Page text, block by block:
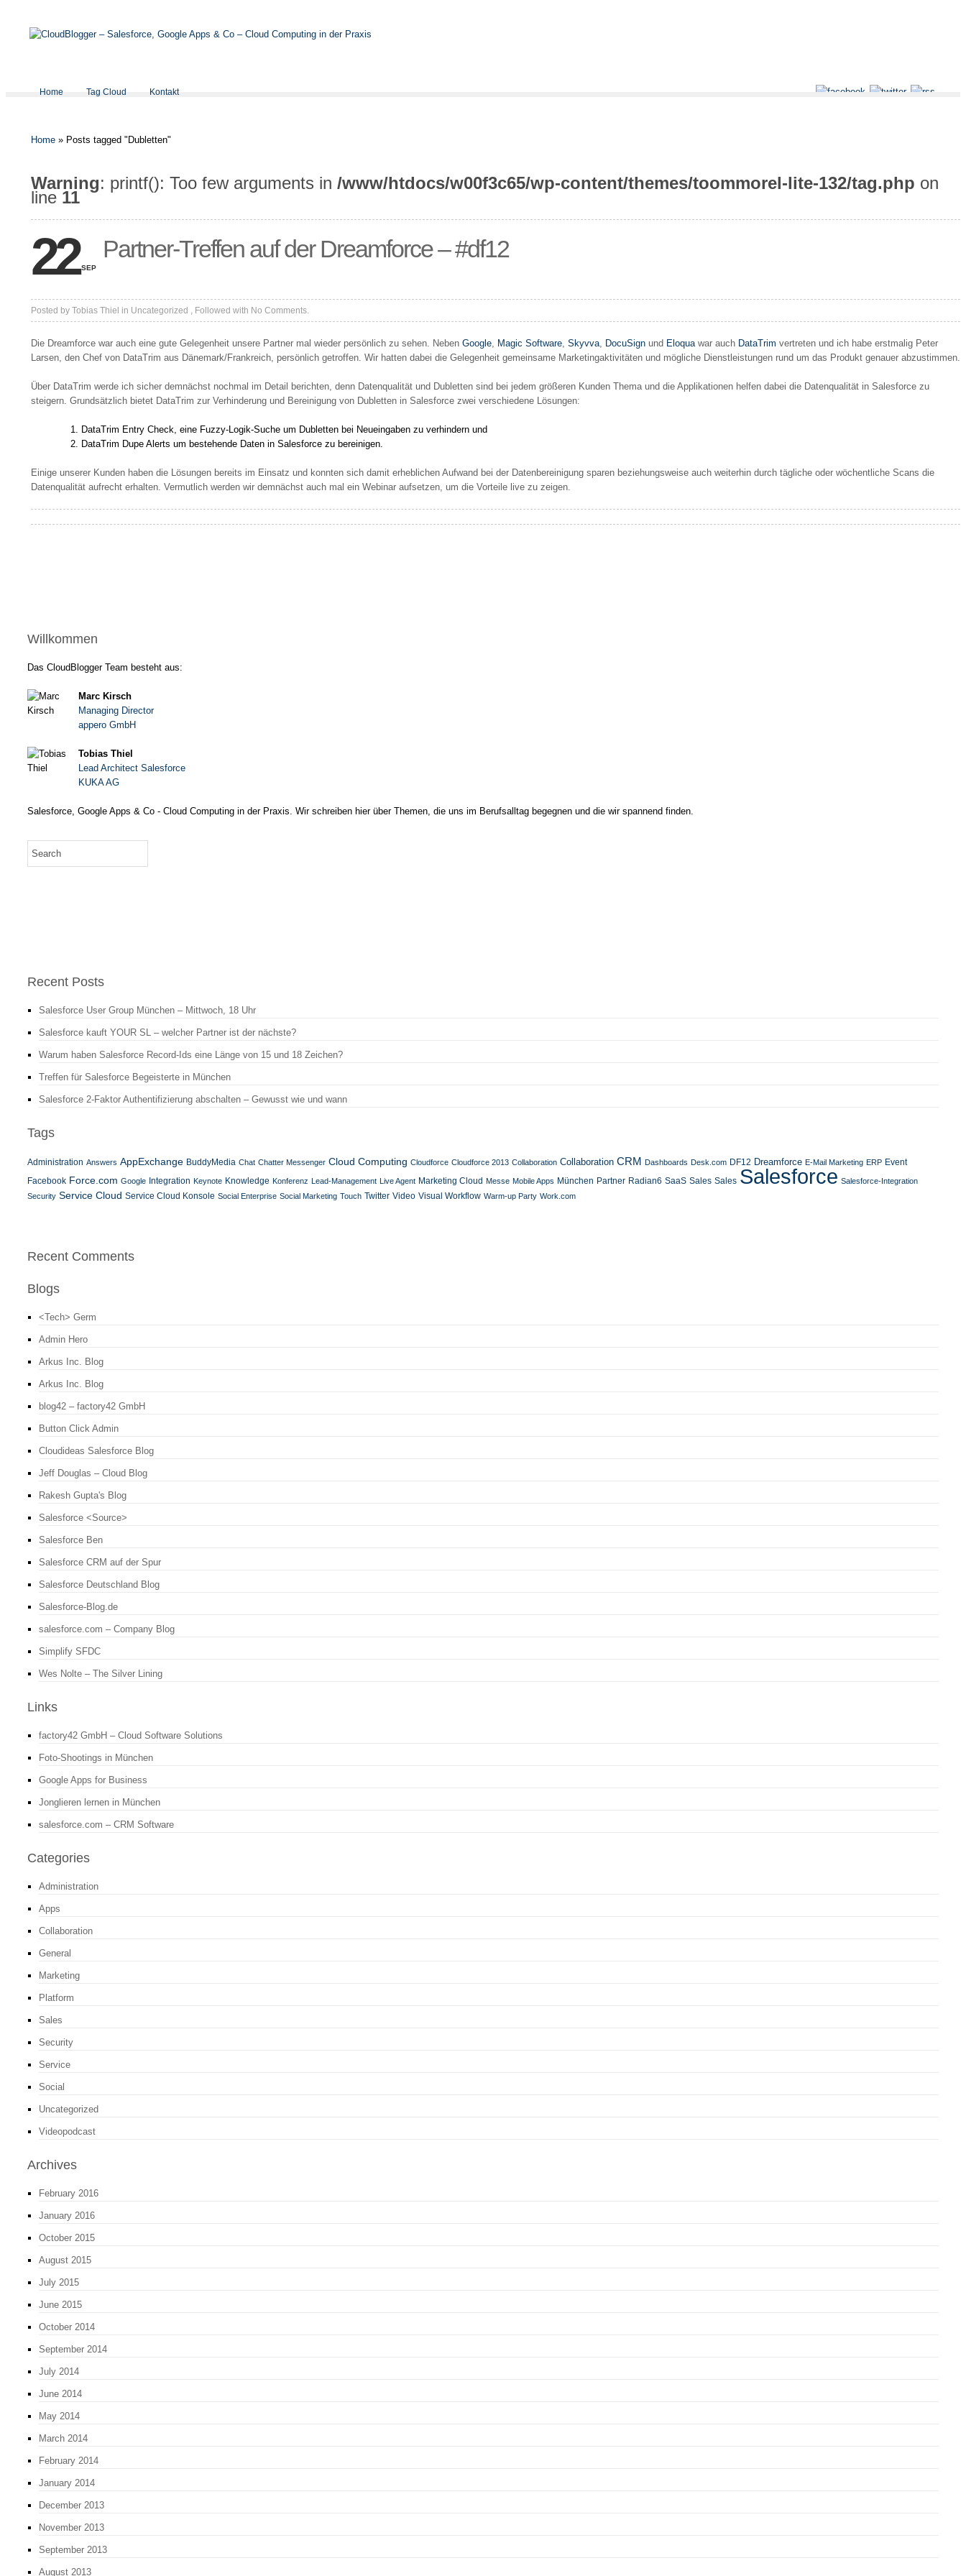
Home Tag Cloud Kontakt
Home » Posts tagged "Dubletten"
Warning: printf(): Too few arguments in /www/htdocs/w00f3c65/wp-content/themes/toommorel-lite-132/tag.php on
line 11
22 SEP
Partner-Treffen auf der Dreamforce – #df12
Posted by Tobias Thiel in Uncategorized , Followed with No Comments.
Die Dreamforce war auch eine gute Gelegenheit unsere Partner mal wieder persönlich zu sehen. Neben Google, Magic Software, Skyvva, DocuSign und Eloquawar auch DataTrim vertreten und ich habe erstmalig Peter
Larsen, den Chef von DataTrim aus Dänemark/Frankreich, persönlich getroffen. Wir hatten dabei die Gelegenheit gemeinsame Marketingaktivitäten und mögliche Dienstleistungen rund um das Produkt genauer abzustimmen.
Über DataTrim werde ich sicher demnächst nochmal im Detail berichten, denn Datenqualität und Dubletten sind bei jedem größeren Kunden Thema und die Applikationen helfen dabei die Datenqualität in Salesforce zu
steigern. Grundsätzlich bietet DataTrim zur Verhinderung und Bereinigung von Dubletten in Salesforce zwei verschiedene Lösungen:
DataTrim Entry Check, eine Fuzzy-Logik-Suche um Dubletten bei Neueingaben zu verhindern und
DataTrim Dupe Alerts um bestehende Daten in Salesforce zu bereinigen.
Einige unserer Kunden haben die Lösungen bereits im Einsatz und konnten sich damit erheblichen Aufwand bei der Datenbereinigung sparen beziehungsweise auch weiterhin durch tägliche oder wöchentliche Scans die
Datenqualität aufrecht erhalten. Vermutlich werden wir demnächst auch mal ein Webinar aufsetzen, um die Vorteile live zu zeigen.
Willkommen
Das CloudBlogger Team besteht aus:
Marc Kirsch
Managing Director
appero GmbH
Tobias Thiel
Lead Architect Salesforce
KUKA AG
Salesforce, Google Apps & Co - Cloud Computing in der Praxis. Wir schreiben hier über Themen, die uns im Berufsalltag begegnen und die wir spannend finden.
Recent Posts
Salesforce User Group München – Mittwoch, 18 Uhr
Salesforce kauft YOUR SL – welcher Partner ist der nächste?
Warum haben Salesforce Record-Ids eine Länge von 15 und 18 Zeichen?
Treffen für Salesforce Begeisterte in München
Salesforce 2-Faktor Authentifizierung abschalten – Gewusst wie und wann
Tags
Administration Answers AppExchange BuddyMedia Chat Chatter Messenger Cloud Computing Cloudforce Cloudforce 2013 Collaboration Collaboration CRM Dashboards Desk.com DF12 Dreamforce E-Mail Marketing ERP Event
Facebook Force.com Google Integration Keynote Knowledge Konferenz Lead-Management Live Agent Marketing Cloud Messe Mobile Apps München Partner Radian6 SaaS Sales Sales Salesforce Salesforce-Integration
Security Service Cloud Service Cloud Konsole Social Enterprise Social Marketing Touch Twitter Video Visual Workflow Warm-up Party Work.com
Recent Comments
Blogs
<Tech> Germ
Admin Hero
Arkus Inc. Blog
Arkus Inc. Blog
blog42 – factory42 GmbH
Button Click Admin
Cloudideas Salesforce Blog
Jeff Douglas – Cloud Blog
Rakesh Gupta's Blog
Salesforce <Source>
Salesforce Ben
Salesforce CRM auf der Spur
Salesforce Deutschland Blog
Salesforce-Blog.de
salesforce.com – Company Blog
Simplify SFDC
Wes Nolte – The Silver Lining
Links
factory42 GmbH – Cloud Software Solutions
Foto-Shootings in München
Google Apps for Business
Jonglieren lernen in München
salesforce.com – CRM Software
Categories
Administration
Apps
Collaboration
General
Marketing
Platform
Sales
Security
Service
Social
Uncategorized
Videopodcast
Archives
February 2016
January 2016
October 2015
August 2015
July 2015
June 2015
October 2014
September 2014
July 2014
June 2014
May 2014
March 2014
February 2014
January 2014
December 2013
November 2013
September 2013
August 2013